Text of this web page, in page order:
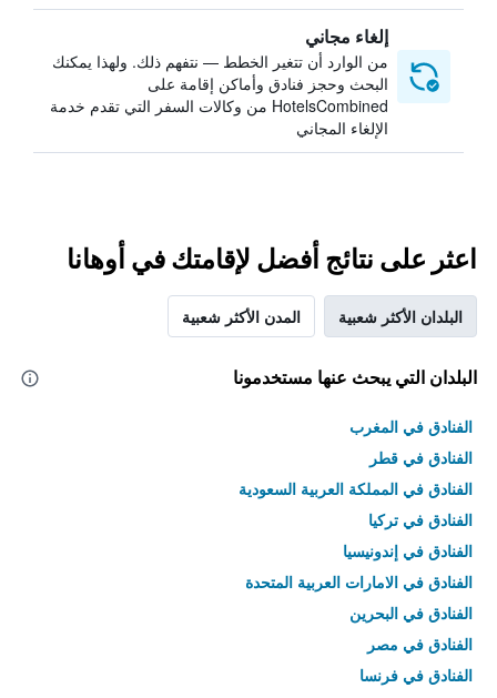
إلغاء مجاني
من الوارد أن تتغير الخطط — نتفهم ذلك. ولهذا يمكنك
البحث وحجز فنادق وأماكن إقامة على
HotelsCombined من وكالات السفر التي تقدم خدمة
الإلغاء المجاني
اعثر على نتائج أفضل لإقامتك في أوهانا
البلدان الأكثر شعبية المدن الأكثر شعبية
البلدان التي يبحث عنها مستخدمونا
الفنادق في المغرب
الفنادق في قطر
الفنادق في المملكة العربية السعودية
الفنادق في تركيا
الفنادق في إندونيسيا
الفنادق في الامارات العربية المتحدة
الفنادق في البحرين
الفنادق في مصر
الفنادق في فرنسا